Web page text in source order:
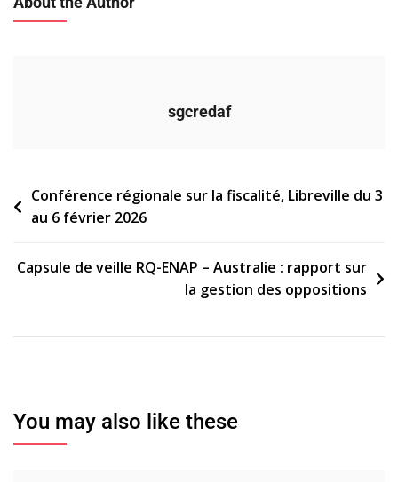
sgcredaf
Navigation
de
Conférence régionale sur la fiscalité, Libreville du 3
au 6 février 2026
Capsule de veille RQ-ENAP – Australie : rapport sur
la gestion des oppositions
You may also like these